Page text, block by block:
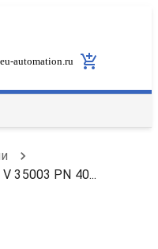
eu-automation.ru
35003 PN 40...